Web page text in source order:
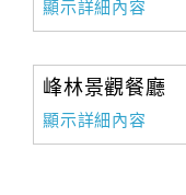
顯示詳細內容
峰林景觀餐廳
顯示詳細內容